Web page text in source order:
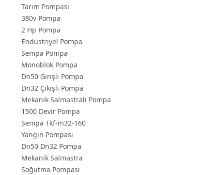
Tarım Pompası
380v Pompa
2 Hp Pompa
Endüstriyel Pompa
Sempa Pompa
Monoblok Pompa
Dn50 Girişli Pompa
Dn32 Çıkışlı Pompa
Mekanik Salmastralı Pompa
1500 Devir Pompa
Sempa Tkf-m32-160
Yangın Pompası
Dn50 Dn32 Pompa
Mekanik Salmastra
Soğutma Pompası